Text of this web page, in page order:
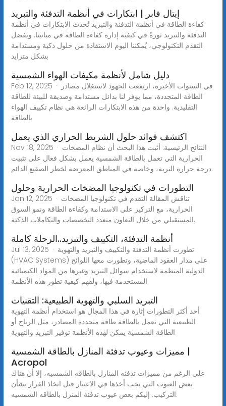
إيتال فابر | ابتكارات في أنظمة التدفئة والتبريد
كفاءة الطاقة في أنظمة التدفئة والتبريد تُحدث الابتكارات في أنظمة
التدفئة والتبريد ثورةً في كيفية إدارة كفاءة الطاقة في مبانينا. وبفضل
التقدم التكنولوجي، يُمكننا اليوم الاستفادة من حلول ذكية ومستدامة
بشكل متزايد
دليل شامل لأنظمة مكيفات الهواء الشمسية
Feb 12, 2025 · في السنوات الأخيرة، ارتفعت الجهود لاستغلال مصادر
الطاقة المتجددة، مما يوفر لنا بدائل مستدامة وصديقة للبيئة للطاقة
التقليدية. واحدة من هذه الابتكارات الرائعة هي نظام تكييف الهواء
بالطاقة
اكتشف فوائد حلول الشريط الحراري الذي يعمل
Nov 18, 2025 · النتائج الرئيسية: أثبت هذا البحث أن نظام المضخات
الحرارية التي تعمل بالطاقة الشمسية يعمل بشكل فعال على تثبيت
درجة حرارة التربة، وخاصة في المناطق المعرضة لخطر الصقيع الدائم.
التطورات في تكنولوجيا المضخات الحرارية وحلول
Jan 12, 2025 · تناقش المقالة التقدم في تكنولوجيا المضخات
الحرارية، مع التركيز على الاستدامة وكفاءة الطاقة ونمو السوق
المستقبلي من خلال التعاون متعدد التخصصات والتكاملات الذكية.
أنظمة التدفئة، التكييف والتبريد..الرحلة كاملة
Jul 13, 2025 · تطورت أنظمة التدفئة والتكييف والتبريد والتهوية
(HVAC Systems) على مدار العقود الماضية، وتطورت معها اللوائح
الدولية المنظمة لاستخدام سوائل التبريد وغيرها من المواد الكيميائية
المستخدمة فيها، ولفهم كيفية تطور هذه الأنظمة
التبريد السلبي والتهوية الطبيعية: التقنيات
أحد أكثر التطورات إثارة في هذا المجال هو استخدام أنظمة التهوية
الطبيعية التي تعمل بالطاقة طاقة متجددة المصادر، مثل الرياح أو
الطاقة الشمسية يمكن لهذه الأنظمة توفير التبريد والتهوية
مميزات وعيوب تدفئة المنازل بالطاقة الشمسية |
Acropol
على الرغم من مميزات تدفئه المنازل بالطاقه الشمسيه، إلا أن هناك
بعض العيوب التي يجب أخذها في الاعتبار قبل اتخاذ القرار بشأن
التركيب. إليكم بعض عيوب تدفئة المنزل بالطاقه الشمسيه: